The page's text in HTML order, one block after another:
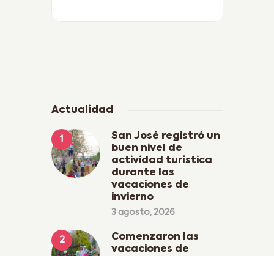
Actualidad
San José registró un
buen nivel de
actividad turística
durante las
vacaciones de
invierno
3 agosto, 2026
Comenzaron las
vacaciones de